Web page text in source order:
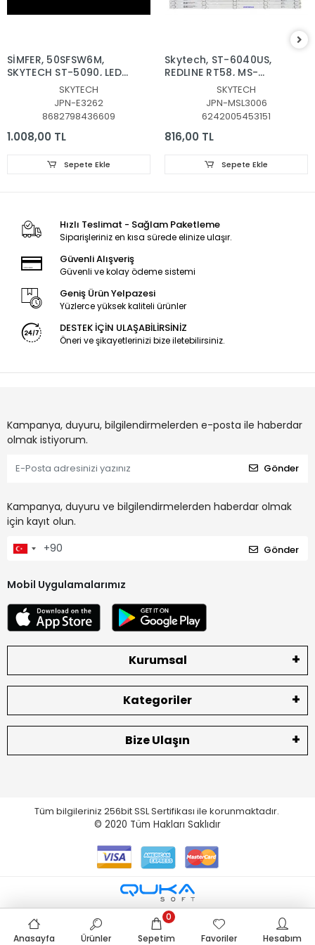
SİMFER, 50SFSW6M,
SKYTECH ST-5090, LED
BAR, JL.D50091330-
315CS-M_V03, MS-
L4703, JL.D50091330-
315CS-M_V02
SKYTECH
JPN-E3262
8682798436609
1.008,00 TL
Sepete Ekle
Skytech, ST-6040US, ​​​​​​​
REDLINE RT58, MS-
L3006 V2, Blaupunkt,
BL58245G, PROFİLO,
58PA525EG, LED BAR,
MS-L3006 V2 ,
JL.D58051330-006AS-
CX580DLEDM
SKYTECH
JPN-MSL3006
6242005453151
816,00 TL
Sepete Ekle
Hızlı Teslimat - Sağlam Paketleme
Siparişleriniz en kısa sürede elinize ulaşır.
Güvenli Alışveriş
Güvenli ve kolay ödeme sistemi
Geniş Ürün Yelpazesi
Yüzlerce yüksek kaliteli ürünler
DESTEK İÇİN ULAŞABİLİRSİNİZ
Öneri ve şikayetlerinizi bize iletebilirsiniz.
Kampanya, duyuru, bilgilendirmelerden e-posta ile haberdar
olmak istiyorum.
Gönder
Kampanya, duyuru ve bilgilendirmelerden haberdar olmak
için kayıt olun.
Gönder
Mobil Uygulamalarımız
Kurumsal
Kategoriler
Bize Ulaşın
Tüm bilgileriniz 256bit SSL Sertifikası ile korunmaktadır.
© 2020 Tüm Hakları Saklıdır
Anasayfa Ürünler Sepetim
0
Favoriler
Hesabım